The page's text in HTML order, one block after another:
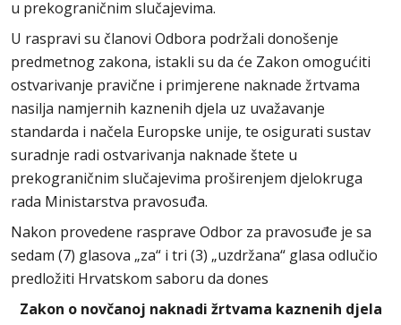
u prekograničnim slučajevima.
U raspravi su članovi Odbora podržali donošenje
predmetnog zakona, istakli su da će Zakon omogućiti
ostvarivanje pravične i primjerene naknade žrtvama
nasilja namjernih kaznenih djela uz uvažavanje
standarda i načela Europske unije, te osigurati sustav
suradnje radi ostvarivanja naknade štete u
prekograničnim slučajevima proširenjem djelokruga
rada Ministarstva pravosuđa.
Nakon provedene rasprave Odbor za pravosuđe je sa
sedam (7) glasova „za“ i tri (3) „uzdržana“ glasa odlučio
predložiti Hrvatskom saboru da dones
Zakon o novčanoj naknadi žrtvama kaznenih djela